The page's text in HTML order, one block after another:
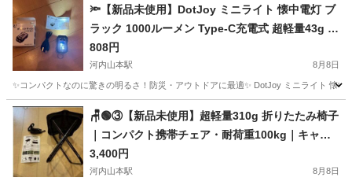
🔦【新品未使用】DotJoy ミニライト 懐中電灯 ブ
ラック 1000ルーメン Type-C充電式 超軽量43g 防
水IPX5
808円
河内山本駅 8月8日
✨コンパクトなのに驚きの明るさ！防災・アウトドアに最適✨ DotJoy ミニライト 懐
大阪 八尾市 河内山本駅 照明器具 ミニライト
🪑🟢③【新品未使用】超軽量310g 折りたたみ椅子
｜コンパクト携帯チェア・耐荷重100kg｜キャン
プ/釣り/運動会/観戦
3,400円
河内山本駅 8月8日